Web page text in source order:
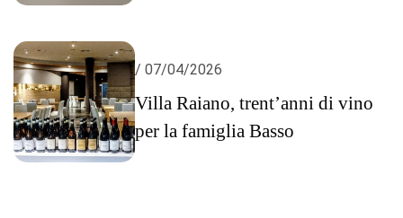
/ 07/04/2026
Villa Raiano, trent’anni di vino
per la famiglia Basso